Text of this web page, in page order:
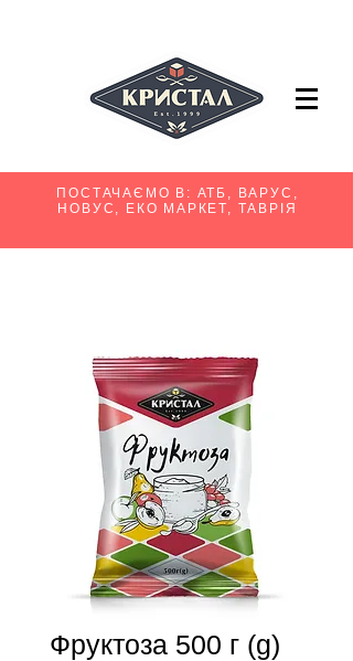
ПОСТАЧАЄМО В: АТБ, ВАРУС,
НОВУС, ЕКО МАРКЕТ, ТАВРІЯ
Фруктоза 500 г (g)